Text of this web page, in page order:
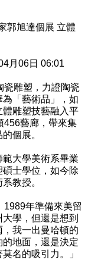
郭旭達個展 立體
月06日 06:01
瓷雕塑，力證陶瓷
「藝術品」，如
雕塑技藝融入平
456藝廊，帶來集
個展。
大學美術系畢業
士學位，如今除
教授。
1989年準備來美留
學，但還是想到
我一出曼哈頓的
地面，還是決定
名的吸引力。」